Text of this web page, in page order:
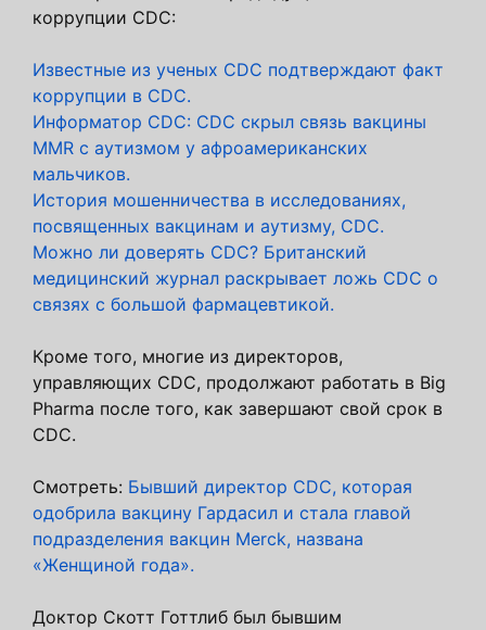
коррупции CDC:
Известные из ученых CDC подтверждают факт
коррупции в CDC.
Информатор CDC: CDC скрыл связь вакцины
MMR с аутизмом у афроамериканских
мальчиков.
История мошенничества в исследованиях,
посвященных вакцинам и аутизму, CDC.
Можно ли доверять CDC? Британский
медицинский журнал раскрывает ложь CDC о
связях с большой фармацевтикой.
Кроме того, многие из директоров,
управляющих CDC, продолжают работать в Big
Pharma после того, как завершают свой срок в
CDC.
Смотреть: Бывший директор CDC, которая
одобрила вакцину Гардасил и стала главой
подразделения вакцин Merck, названа
«Женщиной года».
Доктор Скотт Готтлиб был бывшим